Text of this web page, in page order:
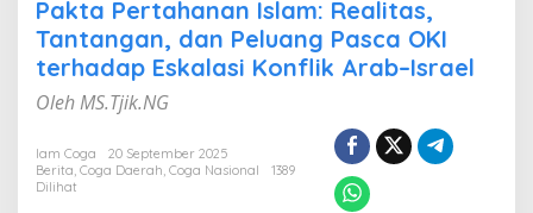
a
P
e
h
a
Pakta Pertahanan Islam: Realitas,
Tantangan, dan Peluang Pasca OKI
terhadap Eskalasi Konflik Arab–Israel
Oleh MS.Tjik.NG
Iam Coga
20 September 2025
Berita Coga Daerah Coga Nasional
1389
Dilihat